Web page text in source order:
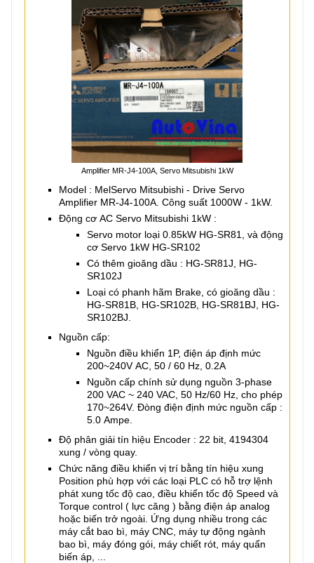
Amplifier MR-J4-100A, Servo Mitsubishi 1kW
Model : MelServo Mitsubishi - Drive Servo
Amplifier MR-J4-100A. Công suất 1000W - 1kW.
Động cơ AC Servo Mitsubishi 1kW :
Servo motor loại 0.85kW HG-SR81, và động
cơ Servo 1kW HG-SR102
Có thêm gioăng dầu : HG-SR81J, HG-
SR102J
Loại có phanh hãm Brake, có gioăng dầu :
HG-SR81B, HG-SR102B, HG-SR81BJ, HG-
SR102BJ.
Nguồn cấp:
Nguồn điều khiển 1P, điện áp định mức
200~240V AC, 50 / 60 Hz, 0.2A
Nguồn cấp chính sử dụng nguồn 3-phase
200 VAC ~ 240 VAC, 50 Hz/60 Hz, cho phép
170~264V. Đòng điện định mức nguồn cấp :
5.0 Ampe.
Độ phân giải tín hiệu Encoder : 22 bit, 4194304
xung / vòng quay.
Chức năng điều khiển vị trí bằng tín hiệu xung
Position phù hợp với các loại PLC có hỗ trợ lệnh
phát xung tốc độ cao, điều khiển tốc độ Speed và
Torque control ( lực căng ) bằng điện áp analog
hoặc biến trở ngoài. Ứng dụng nhiều trong các
máy cắt bao bì, máy CNC, máy tự động ngành
bao bì, máy đóng gói, máy chiết rót, máy quấn
biến áp, ...